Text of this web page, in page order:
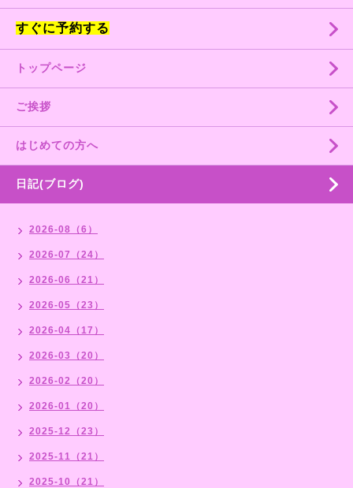
すぐに予約する
トップページ
ご挨拶
はじめての方へ
日記(ブログ)
2026-08（6）
2026-07（24）
2026-06（21）
2026-05（23）
2026-04（17）
2026-03（20）
2026-02（20）
2026-01（20）
2025-12（23）
2025-11（21）
2025-10（21）